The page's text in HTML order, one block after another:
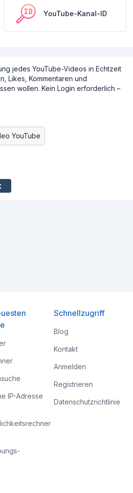
YouTube-Kanal-ID
jedes YouTube-Videos in Echtzeit
Likes, Kommentaren und
wollen. Kein Login erforderlich –
YouTube
IP-Adresse
Schnellzugriff
Blog
Kontakt
Anmelden
Registrieren
Datenschutzrichtlinie